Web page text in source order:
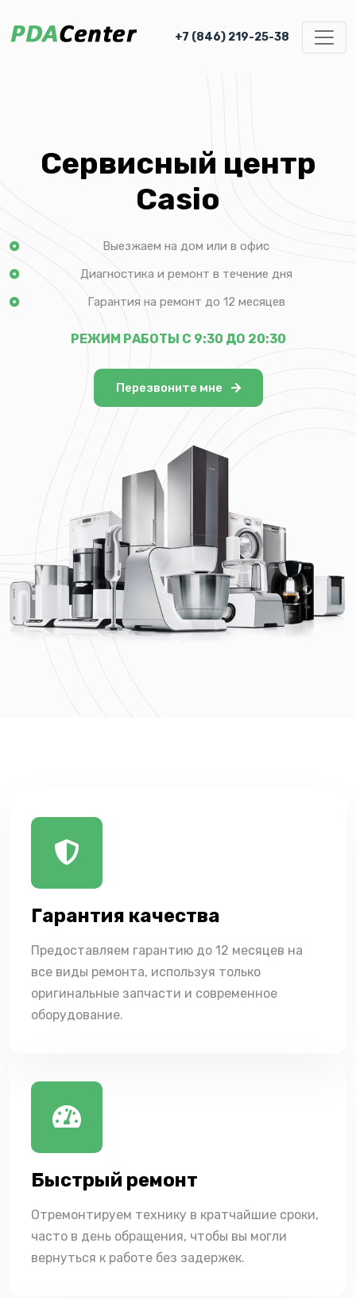
+7 (846) 219-25-38
Сервисный центр
Casio
Выезжаем на дом или в офис
Диагностика и ремонт в течение дня
Гарантия на ремонт до 12 месяцев
РЕЖИМ РАБОТЫ С 9:30 ДО 20:30
Перезвоните мне
Гарантия качества
Предоставляем гарантию до 12 месяцев на
все виды ремонта, используя только
оригинальные запчасти и современное
оборудование.
Быстрый ремонт
Отремонтируем технику в кратчайшие сроки,
часто в день обращения, чтобы вы могли
вернуться к работе без задержек.